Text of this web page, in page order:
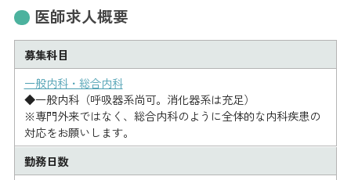
医師求人概要
募集科目
一般内科・総合内科
◆一般内科（呼吸器系尚可。消化器系は充足）
※専門外来ではなく、総合内科のように全体的な内科疾患の
対応をお願いします。
勤務日数